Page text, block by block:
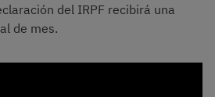
del IRPF recibirá una
de mes.